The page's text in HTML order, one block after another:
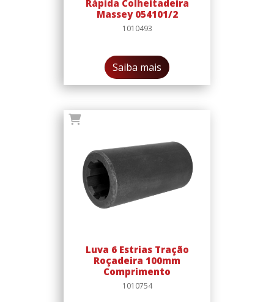
Rápida Colheitadeira
Massey 054101/2
1010493
Saiba mais
Luva 6 Estrias Tração
Roçadeira 100mm
Comprimento
1010754